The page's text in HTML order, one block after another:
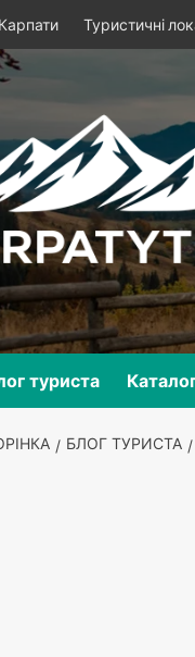
Туристичні
туриста
БЛОГ ТУРИСТА